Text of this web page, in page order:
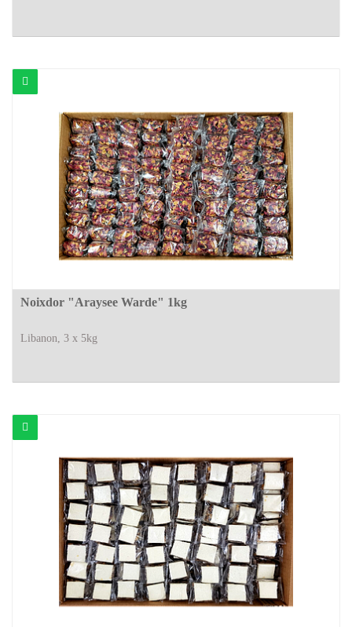
Noixdor "Araysee Warde" 1kg
Libanon, 3 x 5kg